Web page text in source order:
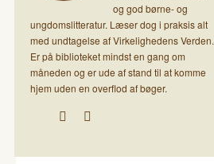
og god børne- og
ungdomslitteratur. Læser dog i praksis alt
med undtagelse af Virkelighedens Verden.
Er på biblioteket mindst en gang om
måneden og er ude af stand til at komme
hjem uden en overflod af bøger.